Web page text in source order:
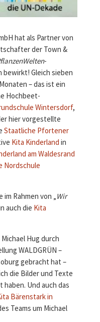
hat als Partner von
der Town &
-
bewirkt! Gleich sieben
– das ist ein
Hochbeet-
Wintersdorf,
hier vorgestellte
Staatliche Pfortener
Kita Kinderland in
am Waldesrand
Nordschule
Rahmen von „Wir
auch die Kita
Hug durch
WALDGRÜN –
gebracht hat –
die Bilder und Texte
haben. Und auch das
Bärenstark in
Teams um Michael